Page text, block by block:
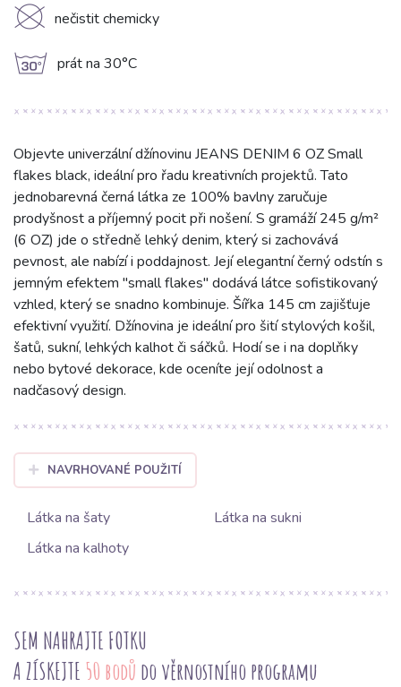
K nečistit chemicky
g prát na 30°C
Objevte univerzální džínovinu JEANS DENIM 6 OZ Small
flakes black, ideální pro řadu kreativních projektů. Tato
jednobarevná černá látka ze 100% bavlny zaručuje
prodyšnost a příjemný pocit při nošení. S gramáží 245 g/m²
(6 OZ) jde o středně lehký denim, který si zachovává
pevnost, ale nabízí i poddajnost. Její elegantní černý odstín s
jemným efektem "small flakes" dodává látce sofistikovaný
vzhled, který se snadno kombinuje. Šířka 145 cm zajišťuje
efektivní využití. Džínovina je ideální pro šití stylových košil,
šatů, sukní, lehkých kalhot či sáčků. Hodí se i na doplňky
nebo bytové dekorace, kde oceníte její odolnost a
nadčasový design.
NAVRHOVANÉ POUŽITÍ
Látka na šaty
Látka na sukni
Látka na kalhoty
SEM NAHRAJTE FOTKU
A ZÍSKEJTE 50 bodů do věrnostního programu